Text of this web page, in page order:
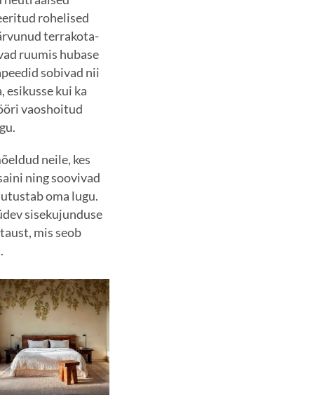
rohelised
terrakota-
ruumis hubase
sobivad nii
esikusse kui ka
vaoshoitud
neile, kes
ning soovivad
oma lugu.
sisekujunduse
mis seob